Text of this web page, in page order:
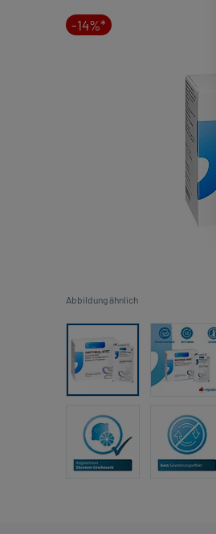
-14%*
Abbildung ähnlich